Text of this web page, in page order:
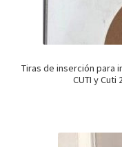
Tiras de inserción para
CUTI y Cuti